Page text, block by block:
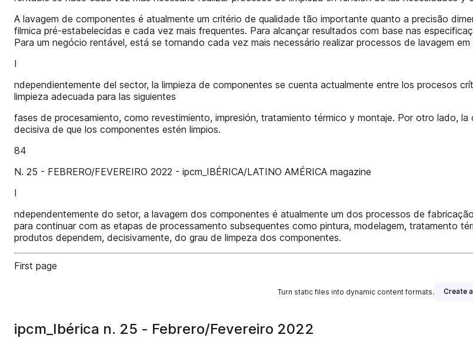
A lavagem de componentes é atualmente um critério de qualidade tão importante quanto a precisão
filmica pré-estabelecidas e cada vez mais frequentes. Para alcançar resultados com base nas
Para um negócio rentável, está se tornando cada vez mais necessário realizar processos de lavagem
I
ndependientemente del sector, la limpieza de componentes se cuenta actualmente entre los procesos
limpieza adecuada para las siguientes
fases de procesamiento, como revestimiento, impresión, tratamiento térmico y montaje. Por otro lado,
decisiva de que los componentes estén limpios.
84
N. 25 - FEBRERO/FEVEREIRO 2022 - ipcm_IBÉRICA/LATINO AMÉRICA magazine
I
ndependentemente do setor, a lavagem dos componentes é atualmente um dos processos de
para continuar com as etapas de processamento subsequentes como pintura, modelagem, tratamento
produtos dependem, decisivamente, do grau de limpeza dos componentes.
First page
Turn static files into dynamic content formats. Create
ipcm_Ibérica n. 25 - Febrero/Fevereiro 2022